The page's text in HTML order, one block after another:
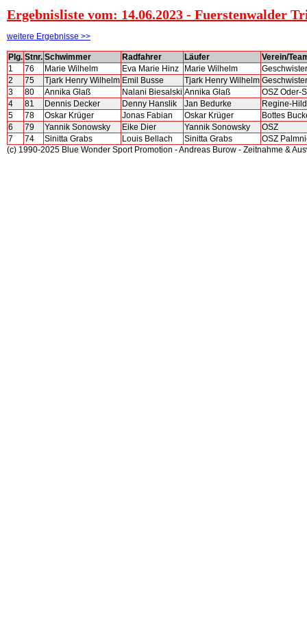
Ergebnisliste vom: 14.06.2023 - Fuerstenwalder
weitere Ergebnisse >>
Plg. Stnr. Schwimmer Radfahrer Läufer
Verein/
1
76 Marie Wilhelm Eva Marie Hinz Marie Wilhelm
2
75 Tjark Henry Wilhelm Emil Busse Tjark Henry Wilhelm
3
80 Annika Glaß Nalani Biesalski Annika Glaß
OSZ Oder-
4
81 Dennis Decker Denny Hanslik Jan Bedurke
Regine-
5
78 Oskar Krüger Jonas Fabian Oskar Krüger
Bottes
6
79 Yannik Sonowsky Eike Dier Yannik Sonowsky
OSZ
7
74 Sinitta Grabs Louis Bellach Sinitta Grabs
OSZ
(c) 1990-2025 Blue Wonder Sport Promotion - Andreas Burow - Zeitnahme &